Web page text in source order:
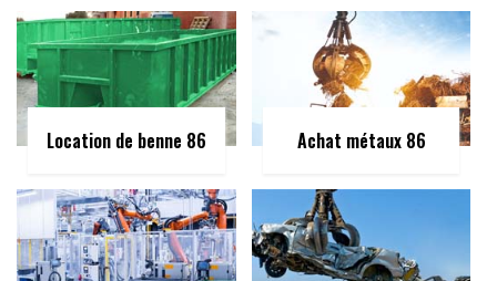
Location de benne 86 Achat métaux 86